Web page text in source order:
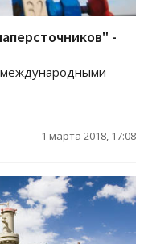
-
1 марта 2018, 17:08